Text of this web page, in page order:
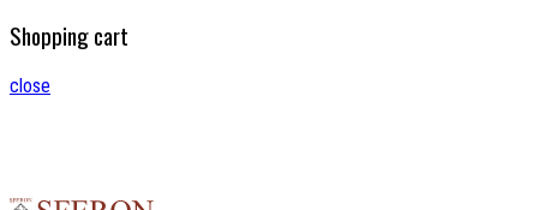
Shopping cart
close